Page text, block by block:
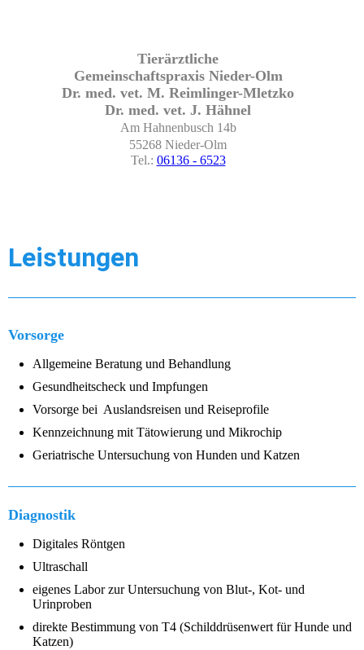
Tierärztliche
Gemeinschaftspraxis Nieder-Olm
Dr. med. vet. M. Reimlinger-Mletzko
Dr. med. vet. J. Hähnel
Am Hahnenbusch 14b
55268 Nieder-Olm
Tel.: 06136 - 6523
Leistungen
Vorsorge
Allgemeine Beratung und Behandlung
Gesundheitscheck und Impfungen
Vorsorge bei Auslandsreisen und Reiseprofile
Kennzeichnung mit Tätowierung und Mikrochip
Geriatrische Untersuchung von Hunden und Katzen
Diagnostik
Digitales Röntgen
Ultraschall
eigenes Labor zur Untersuchung von Blut-, Kot- und
Urinproben
direkte Bestimmung von T4 (Schilddrüsenwert für Hunde und
Katzen)